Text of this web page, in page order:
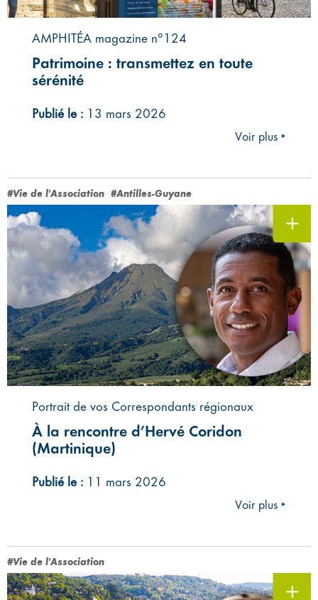
AMPHITÉA magazine n°124
Patrimoine : transmettez en toute
sérénité
Publié le : 13 mars 2026
Voir plus ‣
#Vie de l'Association #Antilles-Guyane
Portrait de vos Correspondants régionaux
À la rencontre d’Hervé Coridon
(Martinique)
Publié le : 11 mars 2026
Voir plus ‣
#Vie de l'Association